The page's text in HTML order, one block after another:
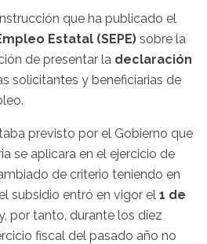
que ha publicado el
Estatal (SEPE) sobre la
de presentar la declaración
solicitantes y beneficiarias de
previsto por el Gobierno que
se aplicara en el ejercicio de
de criterio teniendo en
subsidio entró en vigor el 1 de
por tanto, durante los diez
fiscal del pasado año no